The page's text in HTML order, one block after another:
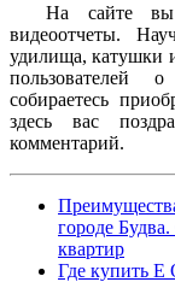
На сайте вы
видеоотчеты.
удилища, катушки
пользователей
собираетесь
здесь вас
комментарий.
городе
квартир
Где купить